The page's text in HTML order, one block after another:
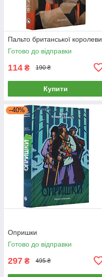
Пальто британської королеви
Готово до відправки
114 ₴ 190 ₴
Купити
–40%
Опришки
Готово до відправки
297 ₴ 495 ₴